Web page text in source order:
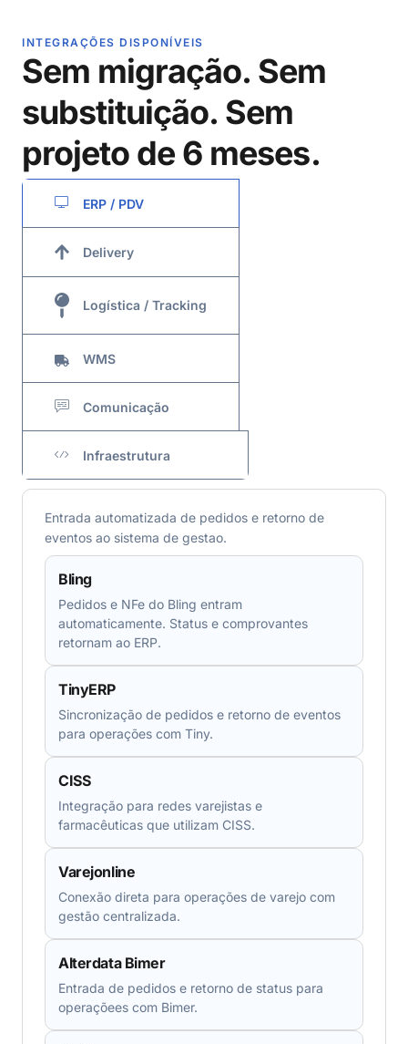
INTEGRAÇÕES DISPONÍVEIS
Sem migração. Sem
substituição. Sem
projeto de 6 meses.
ERP / PDV
Delivery
Logística / Tracking
WMS
Comunicação
Infraestrutura
Entrada automatizada de pedidos e retorno de
eventos ao sistema de gestao.
Bling
Pedidos e NFe do Bling entram
automaticamente. Status e comprovantes
retornam ao ERP.
TinyERP
Sincronização de pedidos e retorno de eventos
para operações com Tiny.
CISS
Integração para redes varejistas e
farmacêuticas que utilizam CISS.
Varejonline
Conexão direta para operações de varejo com
gestão centralizada.
Alterdata Bimer
Entrada de pedidos e retorno de status para
operaçõees com Bimer.